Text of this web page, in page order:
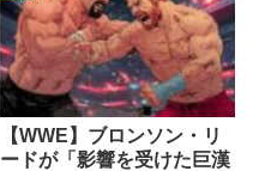
【WWE】ブロンソン・リ
ードが「影響を受けた巨漢